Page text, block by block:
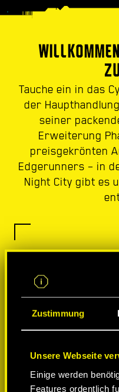
Zustimmung
Unsere Webseite
Einige werden
Features ordentlich
Tauche ein in das
der
seiner
Erweiterung
preisgekrönten
Edgerunners – in
Night City gibt es